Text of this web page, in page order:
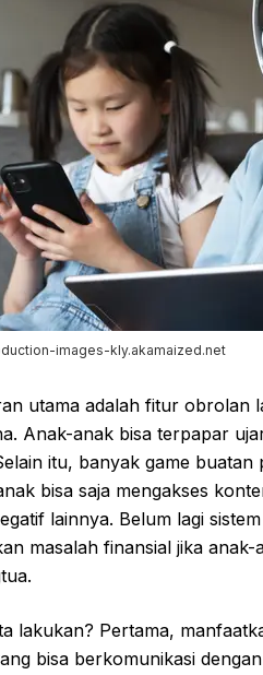
images-kly.akamaized.net
utama adalah fitur obrolan
Anak-anak bisa terpapar
itu, banyak game
bisa saja mengakses
lainnya. Belum lagi
masalah finansial jika
lakukan? Pertama,
bisa berkomunikasi